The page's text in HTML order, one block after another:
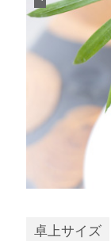
卓上サイズ